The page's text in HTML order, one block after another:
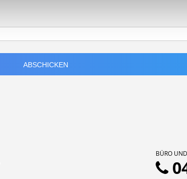
BÜRO